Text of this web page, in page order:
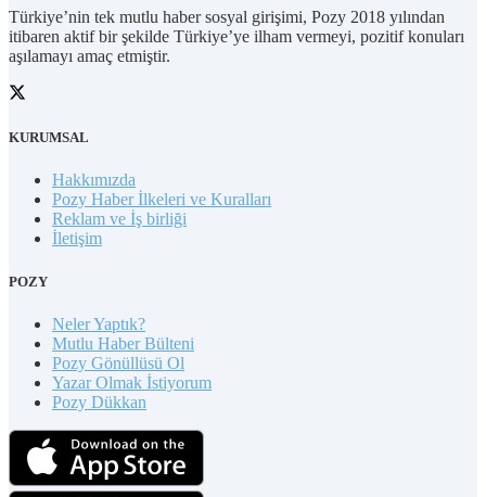
Türkiye’nin tek mutlu haber sosyal girişimi, Pozy 2018 yılından
itibaren aktif bir şekilde Türkiye’ye ilham vermeyi, pozitif konuları
aşılamayı amaç etmiştir.
KURUMSAL
Hakkımızda
Pozy Haber İlkeleri ve Kuralları
Reklam ve İş birliği
İletişim
POZY
Neler Yaptık?
Mutlu Haber Bülteni
Pozy Gönüllüsü Ol
Yazar Olmak İstiyorum
Pozy Dükkan